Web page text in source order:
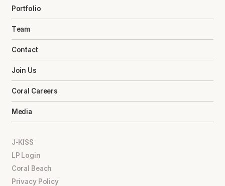
Portfolio
Team
Contact
Join Us
Coral Careers
Media
J-KISS
LP Login
Coral Beach
Privacy Policy